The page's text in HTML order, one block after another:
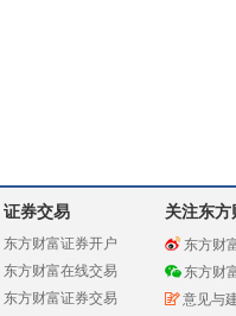
证券交易
东方财富证券开户
东方财富在线交易
东方财富证券交易
关注东方
东方财
东方财
意见与